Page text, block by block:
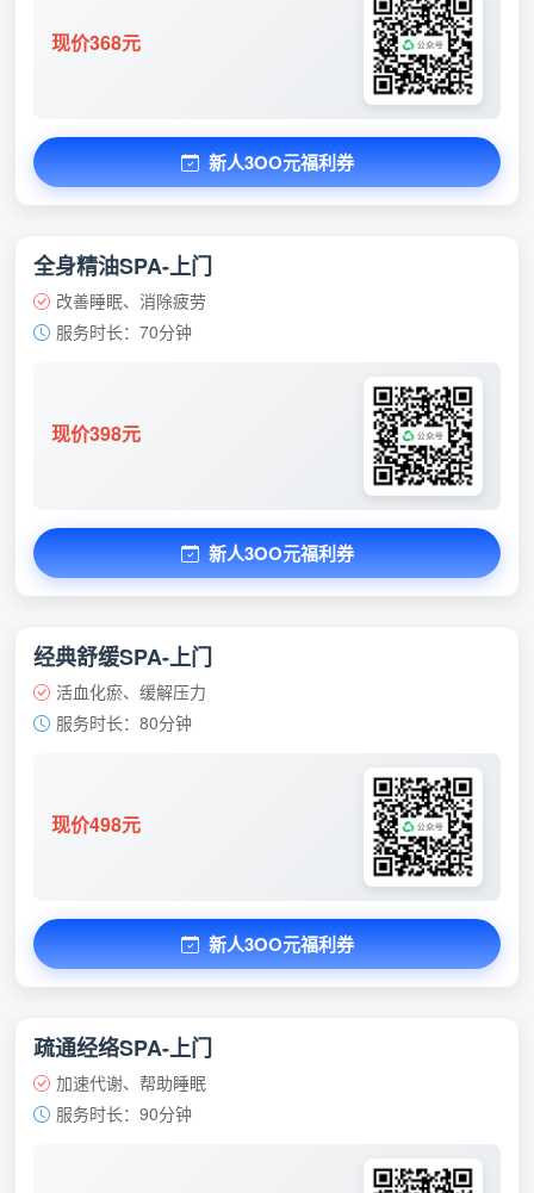
现价368元
新人3OO元福利券
全身精油SPA-上门
改善睡眠、消除疲劳
服务时长：70分钟
现价398元
新人3OO元福利券
经典舒缓SPA-上门
活血化瘀、缓解压力
服务时长：80分钟
现价498元
新人3OO元福利券
疏通经络SPA-上门
加速代谢、帮助睡眠
服务时长：90分钟